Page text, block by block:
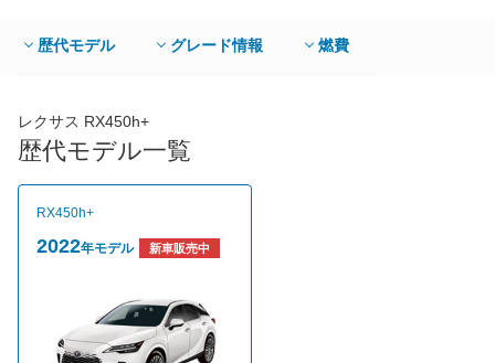
歴代モデル グレード情報 燃費
レクサス RX450h+
歴代モデル一覧
RX450h+
2022年モデル 新車販売中